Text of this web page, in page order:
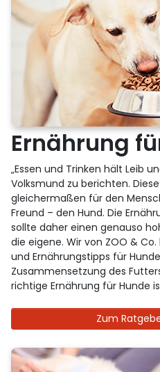
Ernährung
„Essen und Trinken hält Leib
Volksmund zu berichten.
gleichermaßen für den
Freund – den Hund. Die
sollte daher einen genauso
die eigene. Wir von ZOO &
und Ernährungstipps für
Zusammensetzung des
richtige Ernährung für Hunde
Zum